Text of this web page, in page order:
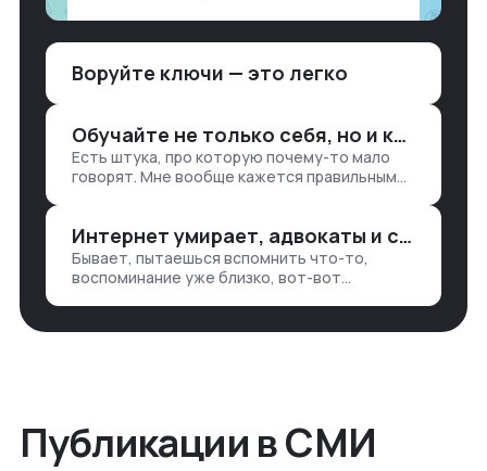
аналитикой лет 15 назад, нужно было:
продажи, заявки, прогресс по проекту
— все ручками
Воруйте ключи — это легко
Обучайте не только себя, но и клиентов
Есть штука, про которую почему-то мало
говорят. Мне вообще кажется правильным
хватаешь у клиента: е…
Интернет умирает, адвокаты и судьи в растерянности, а я хочу песню
Бывает, пытаешься вспомнить что-то,
воспоминание уже близко, вот-вот
неделями, если сильно не повезе…
Публикации в СМИ